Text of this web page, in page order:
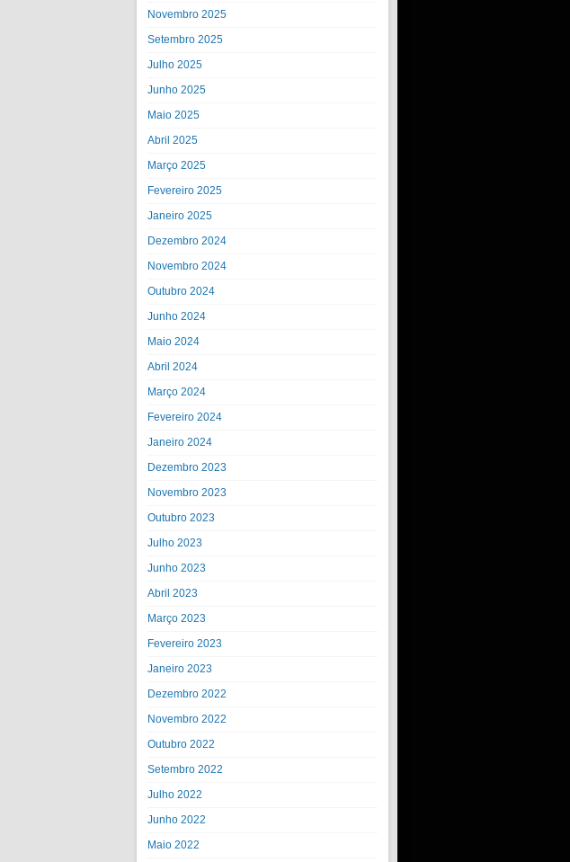
Novembro 2025
Setembro 2025
Julho 2025
Junho 2025
Maio 2025
Abril 2025
Março 2025
Fevereiro 2025
Janeiro 2025
Dezembro 2024
Novembro 2024
Outubro 2024
Junho 2024
Maio 2024
Abril 2024
Março 2024
Fevereiro 2024
Janeiro 2024
Dezembro 2023
Novembro 2023
Outubro 2023
Julho 2023
Junho 2023
Abril 2023
Março 2023
Fevereiro 2023
Janeiro 2023
Dezembro 2022
Novembro 2022
Outubro 2022
Setembro 2022
Julho 2022
Junho 2022
Maio 2022